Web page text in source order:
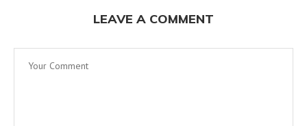
LEAVE A COMMENT